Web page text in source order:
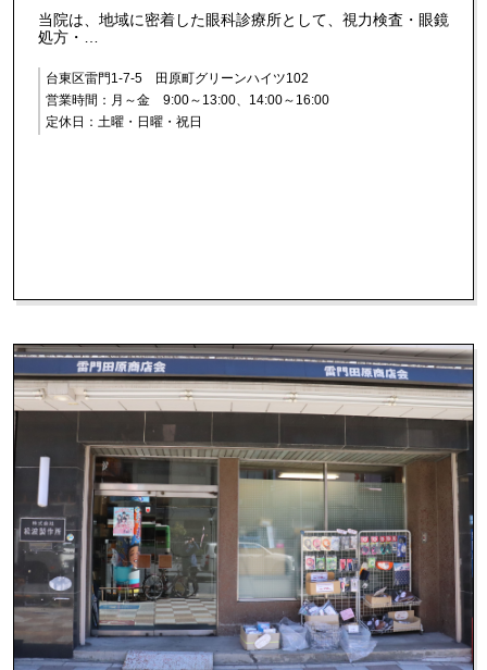
当院は、地域に密着した眼科診療所として、視力検査・眼鏡
処方・…
台東区雷門1-7-5 田原町グリーンハイツ102
営業時間：月～金 9:00～13:00、14:00～16:00
定休日：土曜・日曜・祝日